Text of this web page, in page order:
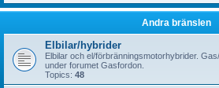
Andra bränslen
Elbilar/hybrider
Elbilar och el/förbränningsmotorhybrider.
under forumet Gasfordon.
Topics: 48